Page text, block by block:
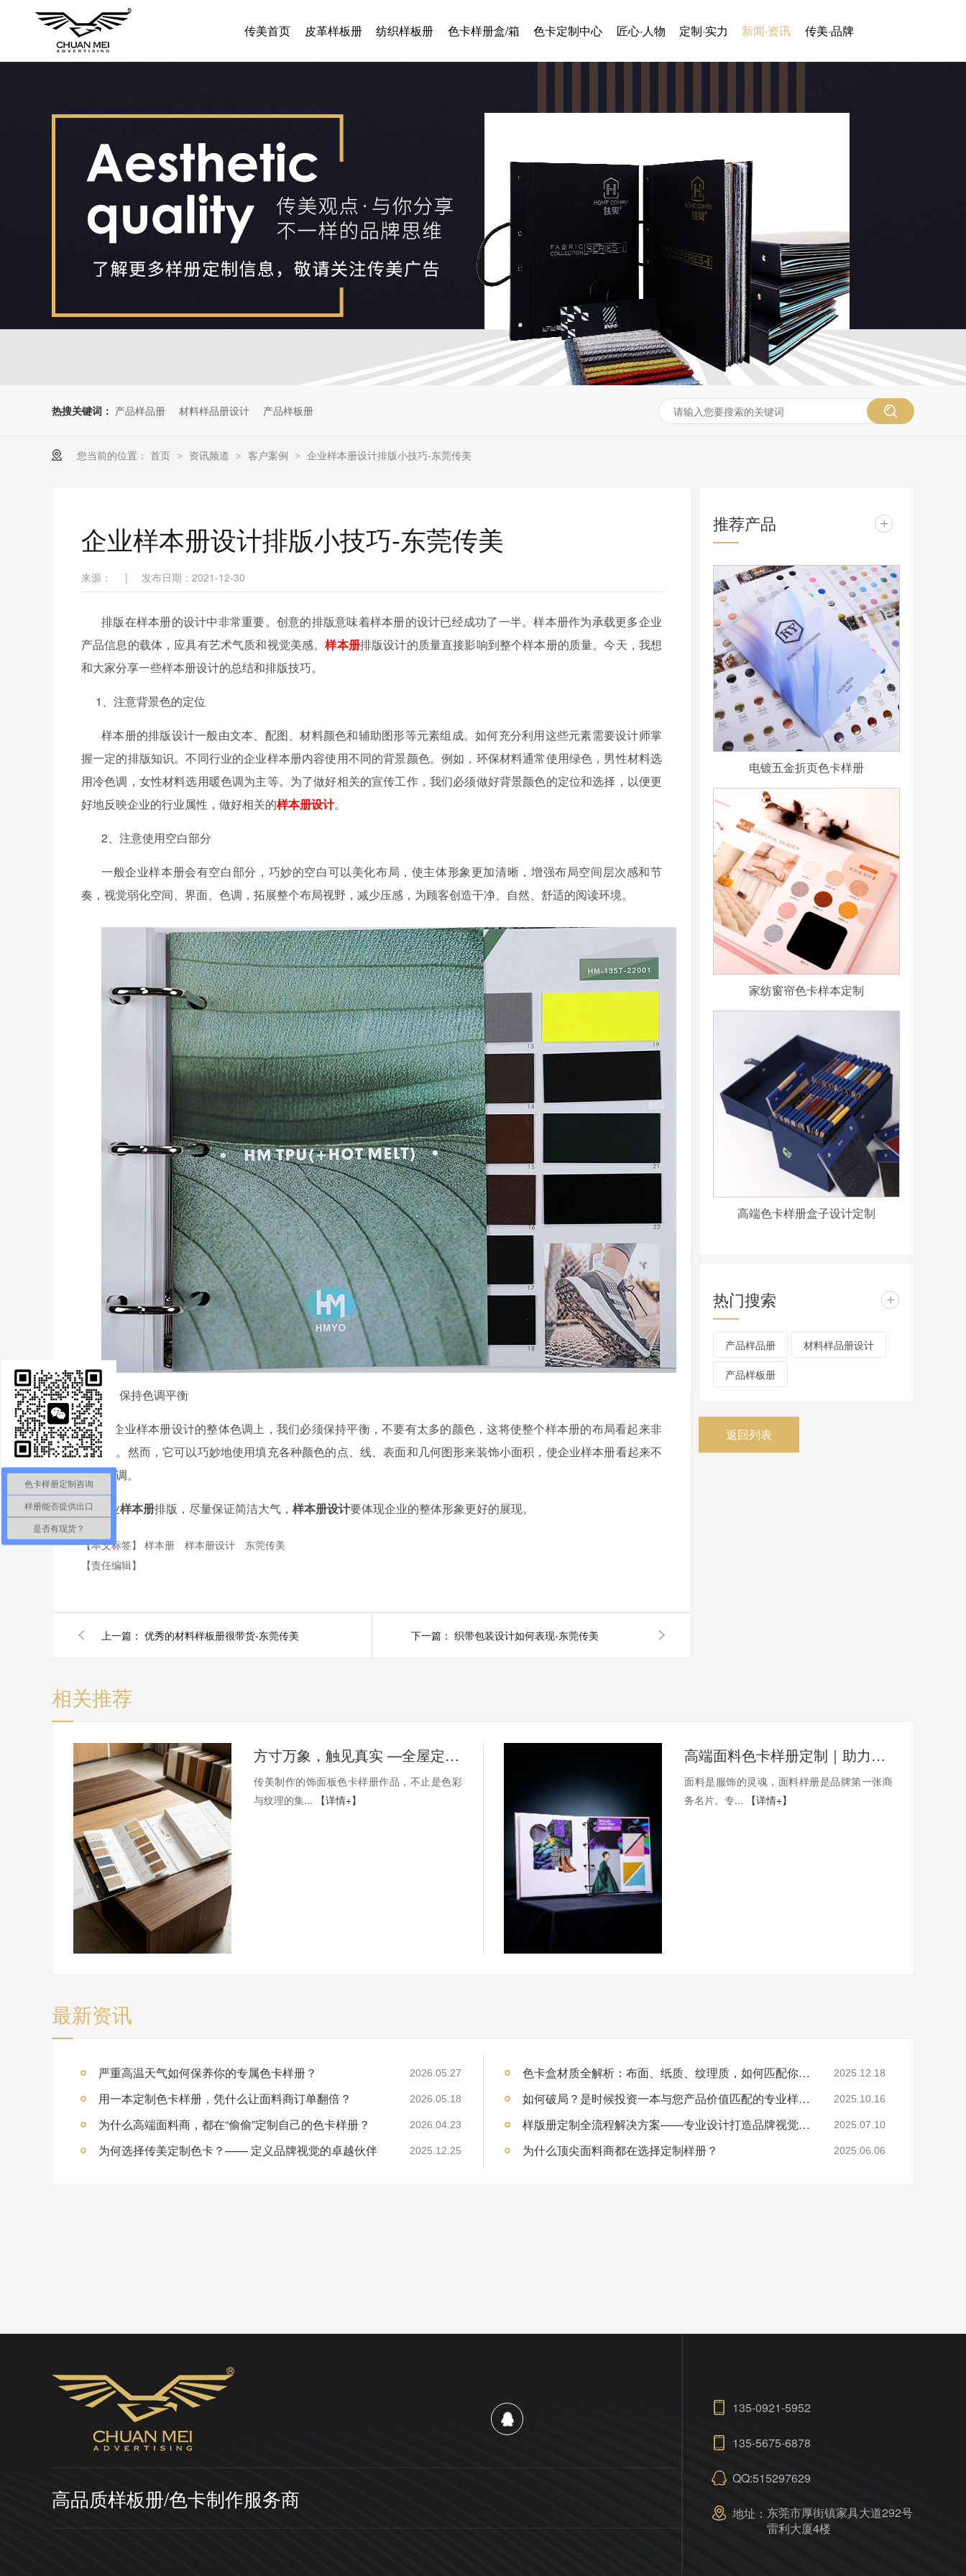
传美首页 皮革样板册 纺织样板册 色卡样册盒/箱 色卡定制中心 匠心·人物 定制·实力 新闻·资讯 传美·品牌
热搜关键词： 产品样品册 材料样品册设计 产品样板册
您当前的位置： 首页 > 资讯频道 > 客户案例 > 企业样本册设计排版小技巧-东莞传美
企业样本册设计排版小技巧-东莞传美
来源： | 发布日期：2021-12-30
排版在样本册的设计中非常重要。创意的排版意味着样本册的设计已经成功了一半。样本册作为承载更多企业
产品信息的载体，应具有艺术气质和视觉美感。样本册排版设计的质量直接影响到整个样本册的质量。今天，我想
和大家分享一些样本册设计的总结和排版技巧。
1、注意背景色的定位
样本册的排版设计一般由文本、配图、材料颜色和辅助图形等元素组成。如何充分利用这些元素需要设计师掌
握一定的排版知识。不同行业的企业样本册内容使用不同的背景颜色。例如，环保材料通常使用绿色，男性材料选
用冷色调，女性材料选用暖色调为主等。为了做好相关的宣传工作，我们必须做好背景颜色的定位和选择，以便更
好地反映企业的行业属性，做好相关的样本册设计。
2、注意使用空白部分
一般企业样本册会有空白部分，巧妙的空白可以美化布局，使主体形象更加清晰，增强布局空间层次感和节
奏，视觉弱化空间、界面、色调，拓展整个布局视野，减少压感，为顾客创造干净、自然、舒适的阅读环境。
3 保持色调平衡
在企业样本册设计的整体色调上，我们必须保持平衡，不要有太多的颜色，这将使整个样本册的布局看起来非
常混乱。然而，它可以巧妙地使用填充各种颜色的点、线、表面和几何图形来装饰小面积，使企业样本册看起来不
那么单调。
企业样本册排版，尽量保证简洁大气， 样本册设计要体现企业的整体形象更好的展现。
【本文标签】 样本册 样本册设计
东莞传美
【责任编辑】
上一篇： 优秀的材料样板册很带货-东莞传美 下一篇： 织带包装设计如何表现-东莞传美
推荐产品 +
电镀五金折页色卡样册
家纺窗帘色卡样本定制
高端色卡样册盒子设计定制
热门搜索 +
产品样品册 材料样品册设计
产品样板册
返回列表
相关推荐
方寸万象，触见真实 —全屋定制饰面板色卡样册定制
传美制作的饰面板色卡样册作品，不止是色彩
与纹理的集...
【详情+】
高端面料色卡样册定制｜助力面料厂商打造品牌质感产品册
面料是服饰的灵魂，面料样册是品牌第一张商
务名片。专...
【详情+】
最新资讯
严重高温天气如何保养你的专属色卡样册？ 2026.05.27
用一本定制色卡样册，凭什么让面料商订单翻倍？ 2026.05.18
为什么高端面料商，都在“偷偷”定制自己的色卡样册？ 2026.04.23
为何选择传美定制色卡？—— 定义品牌视觉的卓越伙伴 2025.12.25
色卡盒材质全解析：布面、纸质、纹理质，如何匹配你的品牌灵魂​ 2025.12.18
如何破局？是时候投资一本与您产品价值匹配的专业样品册了 2025.10.16
样版册定制全流程解决方案——专业设计打造品牌视觉利器 2025.07.10
为什么顶尖面料商都在选择定制样册？ 2025.06.06
高品质样板册/色卡制作服务商
135-0921-5952
135-5675-6878
QQ:515297629
地址：东莞市厚街镇家具大道292号
雷利大厦4楼
色卡样册定制咨询
样册能否提供出口
是否有现货？